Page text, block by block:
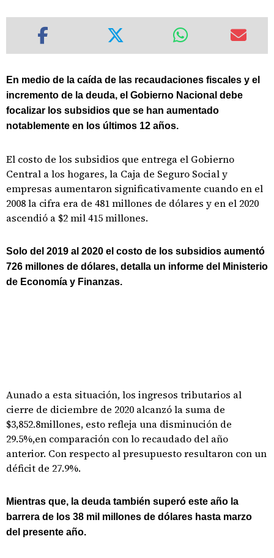
En medio de la caída de las recaudaciones fiscales y el
incremento de la deuda, el Gobierno Nacional debe
focalizar los subsidios que se han aumentado
notablemente en los últimos 12 años.
El costo de los subsidios que entrega el Gobierno
Central a los hogares, la Caja de Seguro Social y
empresas aumentaron significativamente cuando en el
2008 la cifra era de 481 millones de dólares y en el 2020
ascendió a $2 mil 415 millones.
Solo del 2019 al 2020 el costo de los subsidios aumentó
726 millones de dólares, detalla un informe del Ministerio
de Economía y Finanzas.
Aunado a esta situación, los ingresos tributarios al
cierre de diciembre de 2020 alcanzó la suma de
$3,852.8millones, esto refleja una disminución de
29.5%,en comparación con lo recaudado del año
anterior. Con respecto al presupuesto resultaron con un
déficit de 27.9%.
Mientras que, la deuda también superó este año la
barrera de los 38 mil millones de dólares hasta marzo
del presente año.